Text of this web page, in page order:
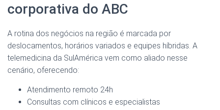
corporativa do ABC
A rotina dos negócios na região é marcada por
deslocamentos, horários variados e equipes híbridas. A
telemedicina da SulAmérica vem como aliado nesse
cenário, oferecendo:
Atendimento remoto 24h
Consultas com clínicos e especialistas